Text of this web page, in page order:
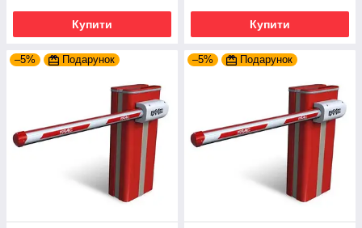
Купити Купити
–5% Подарунок –5% Подарунок